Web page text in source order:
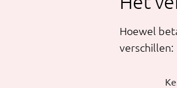
Hoewel
verschillen: